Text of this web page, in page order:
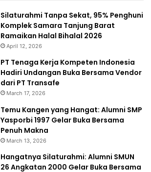
Silaturahmi Tanpa Sekat, 95% Penghuni
Komplek Samara Tanjung Barat
Ramaikan Halal Bihalal 2026
April 12, 2026
PT Tenaga Kerja Kompeten Indonesia
Hadiri Undangan Buka Bersama Vendor
dari PT Transafe
March 17, 2026
Temu Kangen yang Hangat: Alumni SMP
Yasporbi 1997 Gelar Buka Bersama
Penuh Makna
March 13, 2026
Hangatnya Silaturahmi: Alumni SMUN
26 Angkatan 2000 Gelar Buka Bersama